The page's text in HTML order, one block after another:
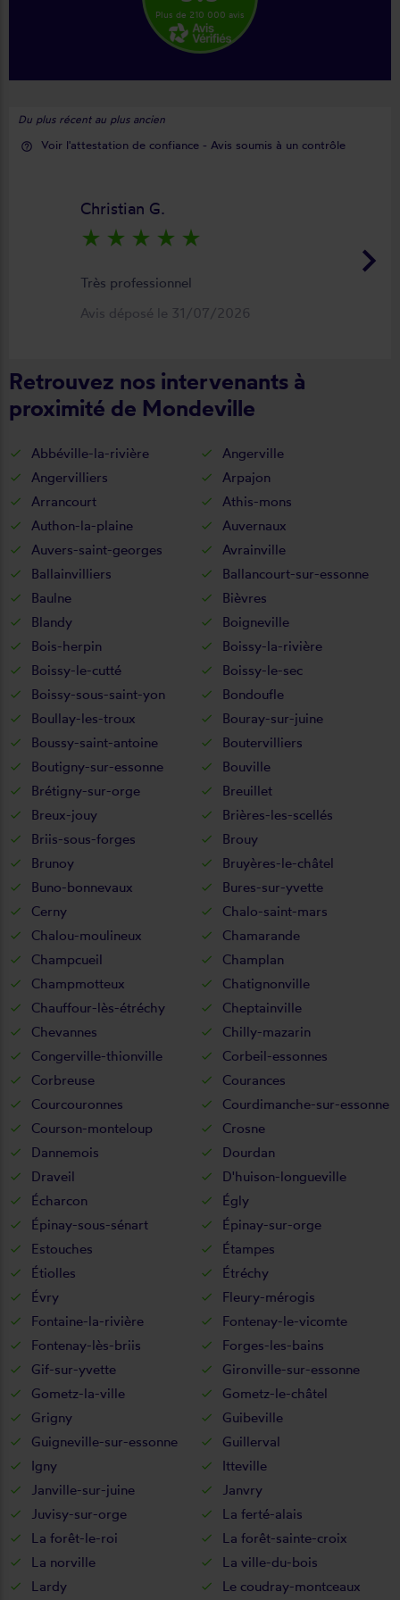
Plus de 210 000 avis
Du plus récent au plus ancien
help_outline Voir l'attestation de confiance - Avis soumis à un contrôle
keyboard_arrow_right
Christian G.
star_rate star_rate star_rate star_rate star_rate
Très professionnel
Avis déposé le 31/07/2026
Retrouvez nos intervenants à
proximité de Mondeville
Abbéville-la-rivière
Angerville
Angervilliers
Arpajon
Arrancourt
Athis-mons
Authon-la-plaine
Auvernaux
Auvers-saint-georges
Avrainville
Ballainvilliers
Ballancourt-sur-essonne
Baulne
Bièvres
Blandy
Boigneville
Bois-herpin
Boissy-la-rivière
Boissy-le-cutté
Boissy-le-sec
Boissy-sous-saint-yon
Bondoufle
Boullay-les-troux
Bouray-sur-juine
Boussy-saint-antoine
Boutervilliers
Boutigny-sur-essonne
Bouville
Brétigny-sur-orge
Breuillet
Breux-jouy
Brières-les-scellés
Briis-sous-forges
Brouy
Brunoy
Bruyères-le-châtel
Buno-bonnevaux
Bures-sur-yvette
Cerny
Chalo-saint-mars
Chalou-moulineux
Chamarande
Champcueil
Champlan
Champmotteux
Chatignonville
Chauffour-lès-étréchy
Cheptainville
Chevannes
Chilly-mazarin
Congerville-thionville
Corbeil-essonnes
Corbreuse
Courances
Courcouronnes
Courdimanche-sur-essonne
Courson-monteloup
Crosne
Dannemois
Dourdan
Draveil
D'huison-longueville
Écharcon
Égly
Épinay-sous-sénart
Épinay-sur-orge
Estouches
Étampes
Étiolles
Étréchy
Évry
Fleury-mérogis
Fontaine-la-rivière
Fontenay-le-vicomte
Fontenay-lès-briis
Forges-les-bains
Gif-sur-yvette
Gironville-sur-essonne
Gometz-la-ville
Gometz-le-châtel
Grigny
Guibeville
Guigneville-sur-essonne
Guillerval
Igny
Itteville
Janville-sur-juine
Janvry
Juvisy-sur-orge
La ferté-alais
La forêt-le-roi
La forêt-sainte-croix
La norville
La ville-du-bois
Lardy
Le coudray-montceaux